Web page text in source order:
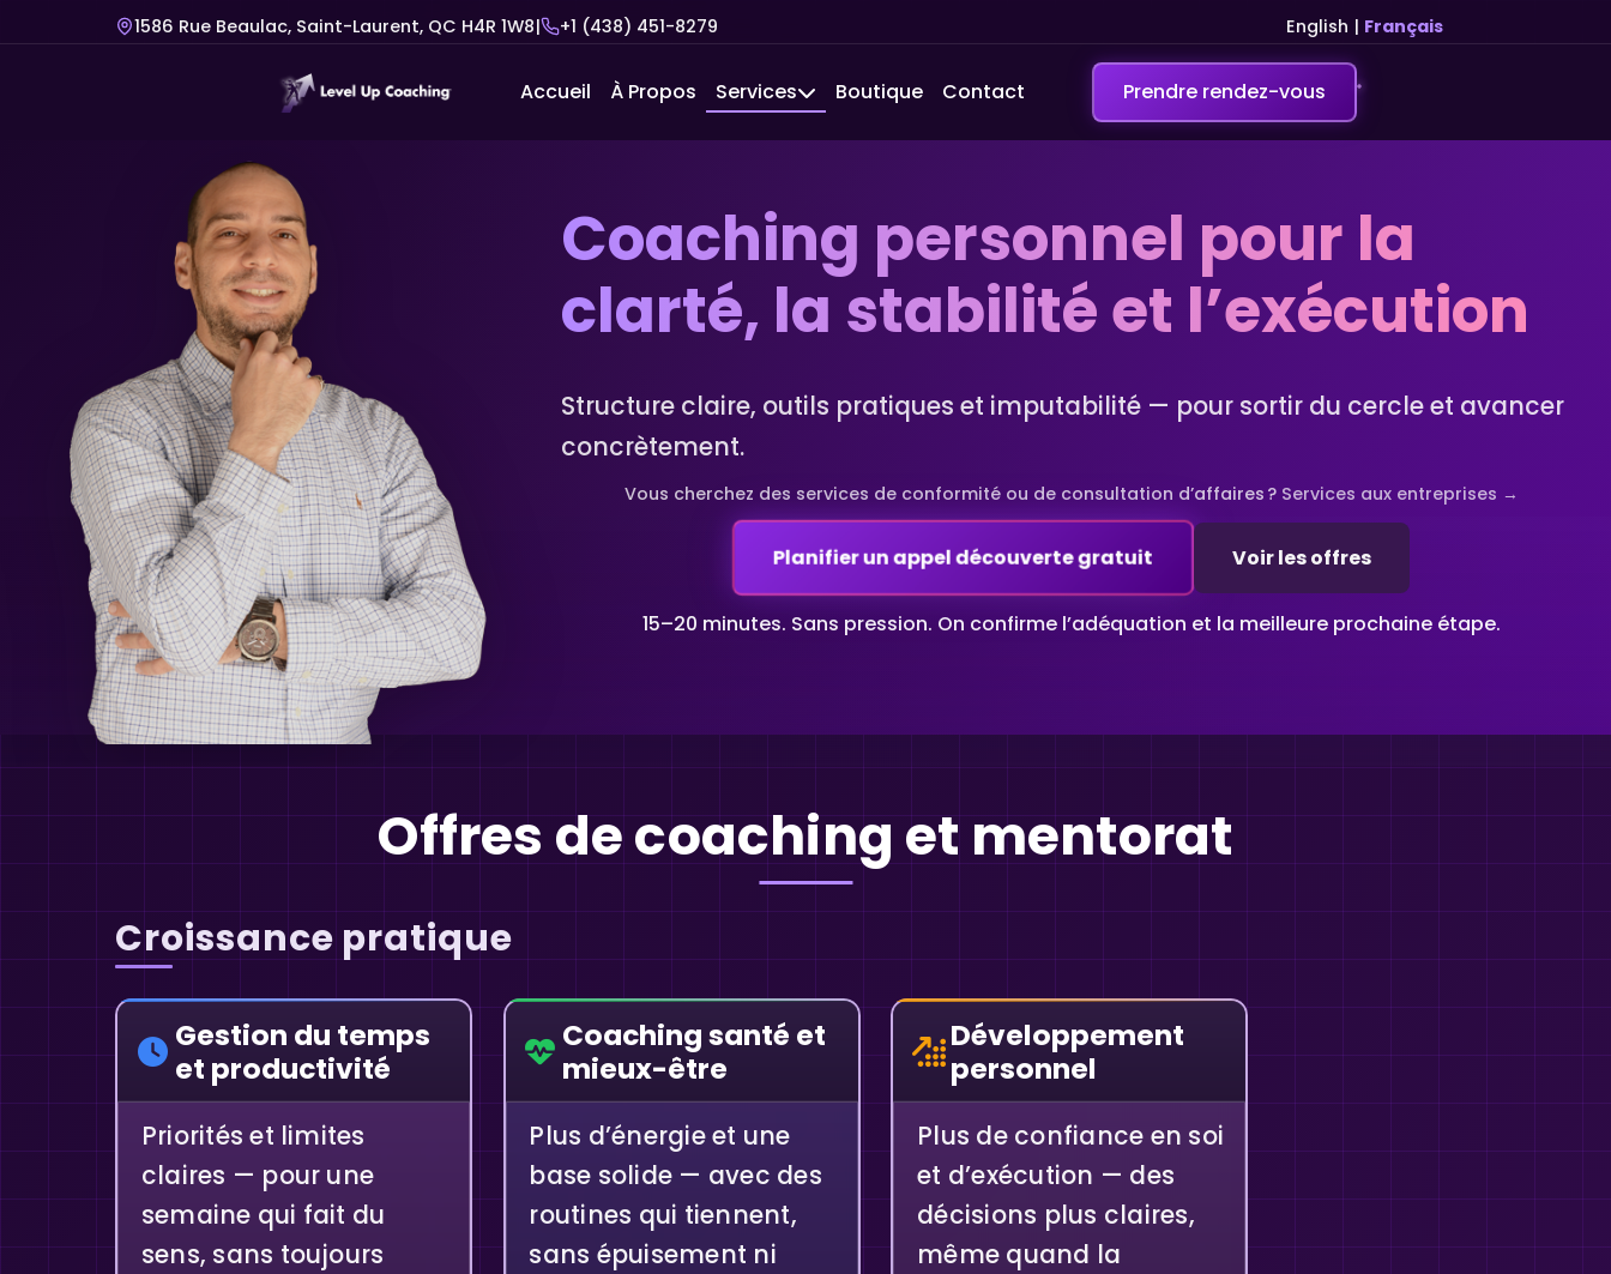
1586 Rue Beaulac, Saint-Laurent, QC H4R 1W8| +1 (438) 451-8279 English | Français
Accueil À Propos Services Boutique Contact Prendre rendez-vous
Coaching personnel pour la
clarté, la stabilité et l’exécution
Structure claire, outils pratiques et imputabilité — pour sortir du cercle et avancer
concrètement.
Vous cherchez des services de conformité ou de consultation d’affaires ? Services aux entreprises →
Planifier un appel découverte gratuit Voir les offres
15–20 minutes. Sans pression. On confirme l’adéquation et la meilleure prochaine étape.
Offres de coaching et mentorat
Croissance pratique
Gestion du temps
et productivité
Priorités et limites
claires — pour une
semaine qui fait du
sens, sans toujours
Coaching santé et
mieux-être
Plus d’énergie et une
base solide — avec des
routines qui tiennent,
sans épuisement ni
Développement
personnel
Plus de confiance en soi
et d’exécution — des
décisions plus claires,
même quand la